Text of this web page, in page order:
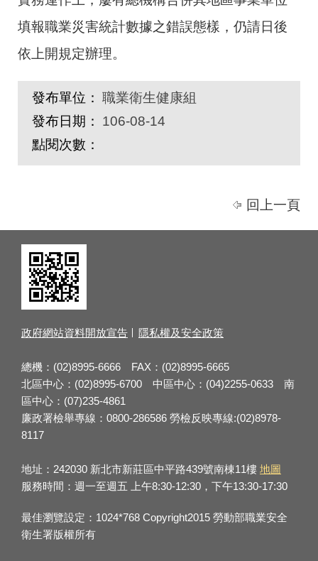
填報職業災害統計數據之錯誤態樣，仍請日後
依上開規定辦理。
發布單位： 職業衛生健康組
發布日期：
106-08-14
點閱次數：
回上一頁
政府網站資料開放宣告 隱私權及安全政策
總機：(02)8995-6666 FAX：(02)8995-6665
北區中心：(02)8995-6700 中區中心：(04)2255-0633 南
區中心：(07)235-4861
廉政署檢舉專線：0800-286586 勞檢反映專線:(02)8978-
8117
地址：242030 新北市新莊區中平路439號南棟11樓 地圖
服務時間：週一至週五 上午8:30-12:30，下午13:30-17:30
最佳瀏覽設定：1024*768 Copyright2015 勞動部職業安全
衛生署版權所有